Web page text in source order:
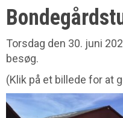
Torsdag den 30. juni
besøg.
(Klik på et billede for at